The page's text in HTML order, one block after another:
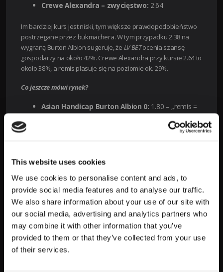
This website uses cookies
We use cookies to personalise content and ads, to
provide social media features and to analyse our traffic.
We also share information about your use of our site with
our social media, advertising and analytics partners who
may combine it with other information that you’ve
provided to them or that they’ve collected from your use
of their services.
Crewe Alexandra – zwycięstwo: 2.64
Im bardziej kurs jest niski, tym większe prawdopodobieństwo
postrzegane przez bukmachera. W tym przypadku 2.38 na
wygraną Burton Albion sugeruje, że LV BETocenia szansę
gospodarzy na około 42%. Crewe Alexandra przy kursie 2.64 to
około 38%, a remis plasuje się na poziomie ok. 29%.
Co jeszcze mówi rynek?
Asian Handicap Burton Albion 0: 1.80 – „remis =
przynajmniej trzy gole w meczu (znacznie niższy kurs na over
2.5). Z kolei kurs na remis przy handicapie 0 świadczy, że nawet
w razie podziału punktów obstawiający zyskują zwrot.
Najważniejsze punkty przewagi Burton Albion:
Mniejszy kurs na wygraną:2.38 vs 2.64 –
bezpośredni sygnał faworyta.